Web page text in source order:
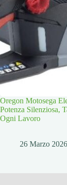
Oregon Motosega
Potenza Silenziosa,
Ogni Lavoro
26 Marzo 2026